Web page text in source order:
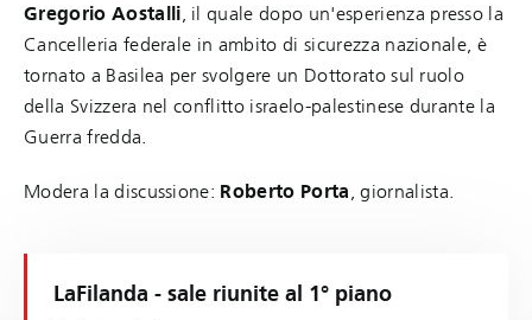
Gregorio Aostalli , il quale dopo un'esperienza presso la
Cancelleria federale in ambito di sicurezza nazionale, è
tornato a Basilea per svolgere un Dottorato sul ruolo
della Svizzera nel conflitto israelo-palestinese durante la
Guerra fredda.
Modera la discussione: Roberto Porta, giornalista.
LaFilanda - sale riunite al 1° piano